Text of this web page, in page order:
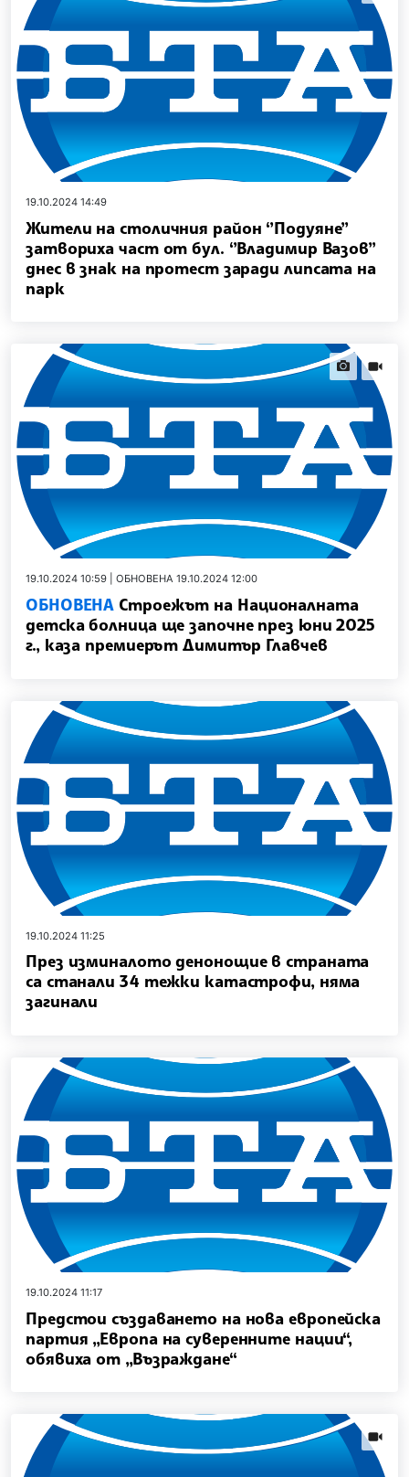
19.10.2024 14:49
Жители на столичния район ‘’Подуяне’’
затвориха част от бул. ‘’Владимир Вазов’’
днес в знак на протест заради липсата на
парк
news.images
19.10.2024 10:59 | ОБНОВЕНА 19.10.2024 12:00
ОБНОВЕНА Строежът на Националната
детска болница ще започне през юни 2025
г., каза премиерът Димитър Главчев
19.10.2024 11:25
През изминалото денонощие в страната
са станали 34 тежки катастрофи, няма
загинали
19.10.2024 11:17
Предстои създаването на нова европейска
партия „Европа на суверенните нации“,
обявиха от „Възраждане“